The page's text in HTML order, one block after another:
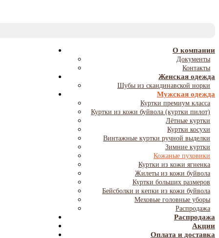
О компании
Документы
Контакты
Женская одежда
Шубы из скандинавской норки
Мужская одежда
Куртки премиум класса
Куртки из кожи буйвола (куртки пилот)
Лётные куртки
Куртки косухи
Винтажные куртки ручной выделки
Зимние куртки
Кожаные пуховики
Куртки из кожи ягненка
Жилеты из кожи буйвола
Куртки больших размеров
Бейсболки и кепки из кожи буйвола
Меховые головные уборы
Распродажа
Распродажа
Акции
Оплата и доставка